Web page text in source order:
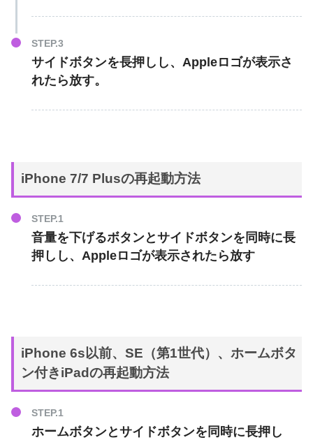
サイドボタンを長押し し、Appleロゴが表示さ
れたら放す。
iPhone 7/7 Plusの再起動方法
音量を下げるボタンとサイドボタンを同時に長
押しし、Appleロゴが表示されたら放す
iPhone 6s以前、SE（第1世代）、ホームボタ
ン付きiPadの再起動方法
ホームボタンとサイドボタンを同時に長押し